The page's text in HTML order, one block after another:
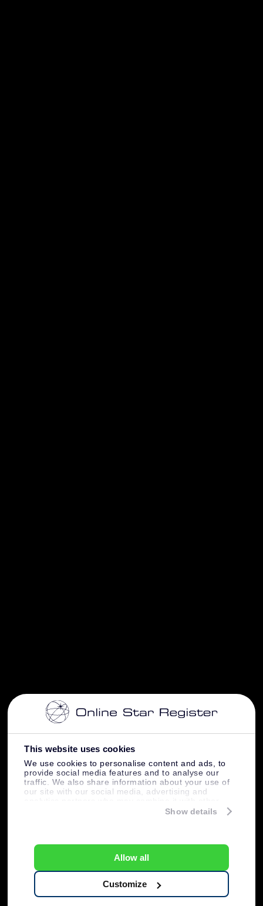
This website uses cookies
We use cookies to personalise content and ads, to
provide social media features and to analyse our
traffic. We also share information about your use of
our site with our social media, advertising and
information that you’ve provided to them or that
Show details
Allow all
Customize